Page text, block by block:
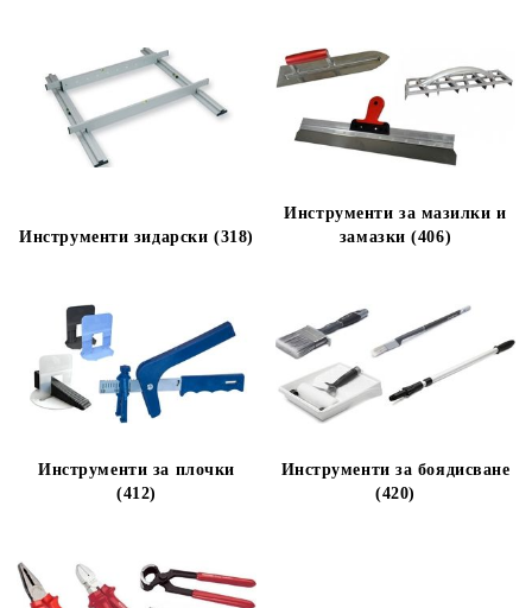
Инструменти зидарски (318)
Инструменти за мазилки и
замазки (406)
Инструменти за плочки
(412)
Инструменти за боядисване
(420)